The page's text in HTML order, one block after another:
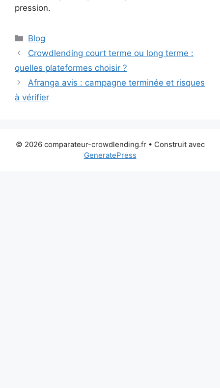
pression.
Catégories
Blog
Crowdlending court terme ou long terme :
quelles plateformes choisir ?
Afranga avis : campagne terminée et risques
à vérifier
© 2026 comparateur-crowdlending.fr• Construit avec
GeneratePress